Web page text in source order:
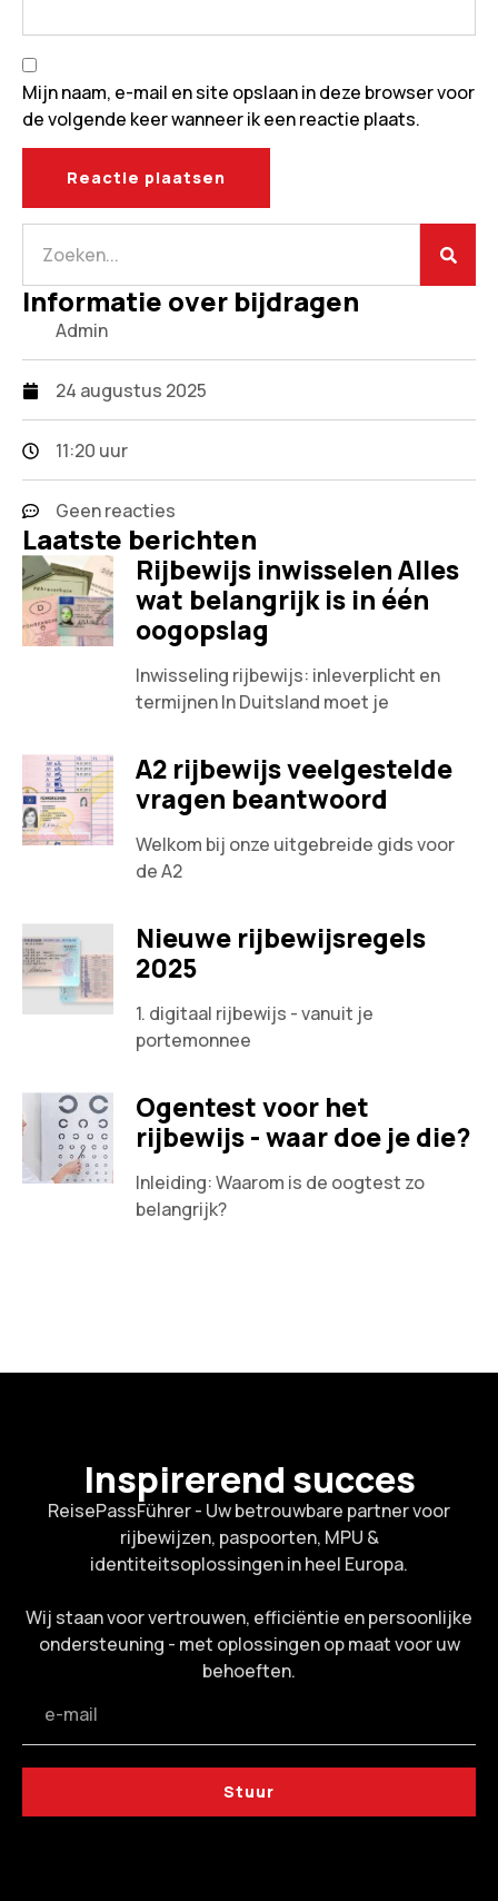
Mijn naam, e-mail en site opslaan in deze browser voor
de volgende keer wanneer ik een reactie plaats.
Informatie over bijdragen
Admin
24 augustus 2025
11:20 uur
Geen reacties
Laatste berichten
Rijbewijs inwisselen Alles
wat belangrijk is in één
oogopslag
Inwisseling rijbewijs: inleverplicht en
termijnen In Duitsland moet je
A2 rijbewijs veelgestelde
vragen beantwoord
Welkom bij onze uitgebreide gids voor
de A2
Nieuwe rijbewijsregels
2025
1. digitaal rijbewijs - vanuit je
portemonnee
Ogentest voor het
rijbewijs - waar doe je die?
Inleiding: Waarom is de oogtest zo
belangrijk?
Inspirerend succes
ReisePassFührer - Uw betrouwbare partner voor
rijbewijzen, paspoorten, MPU &
identiteitsoplossingen in heel Europa.
Wij staan voor vertrouwen, efficiëntie en persoonlijke
ondersteuning - met oplossingen op maat voor uw
behoeften.
Stuur